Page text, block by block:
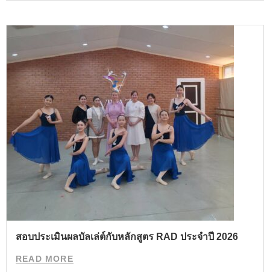
สอบประเมินผลบัลเล่ต์กับหลักสูตร RAD ประจำปี 2026
READ MORE